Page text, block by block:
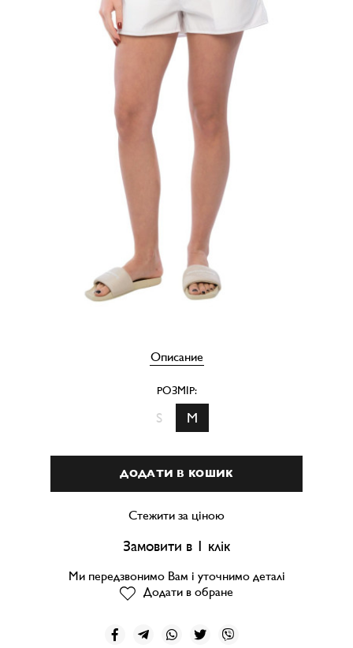
Описание
РОЗМІР:
S M
ДОДАТИ В КОШИК
Стежити за ціною
Замовити в 1 клік
Ми передзвонимо Вам і уточнимо деталі
Додати в обране